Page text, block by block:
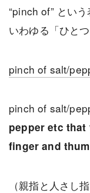
“pinch of” とい
いわゆる「ひと
pinch of salt/
pinch of salt/
pepper etc
finger and
（親指と人さし